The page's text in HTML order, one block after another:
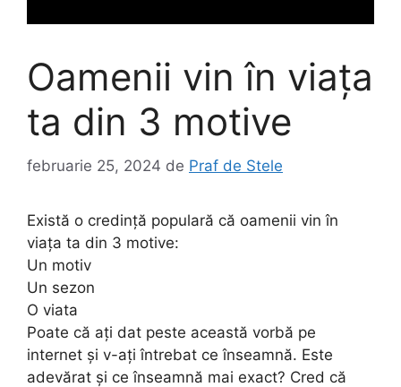
Oamenii vin în viața
ta din 3 motive
februarie 25, 2024 de Praf de Stele
Există o credință populară că oamenii vin în
viața ta din 3 motive:
Un motiv
Un sezon
O viata
Poate că ați dat peste această vorbă pe
internet și v-ați întrebat ce înseamnă. Este
adevărat și ce înseamnă mai exact? Cred că